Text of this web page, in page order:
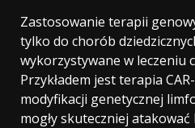
Zastosowanie terapii
tylko do chorób
wykorzystywane w leczeniu
Przykładem jest terapia
modyfikacji genetycznej
mogły skuteczniej